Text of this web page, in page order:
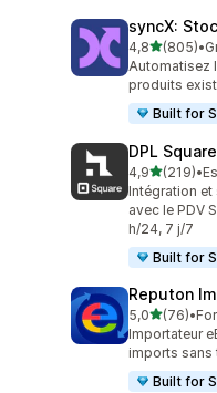
syncX:
4,8étoile(s)
(805)
805 avis au•
Automatisez
produits
Built for
DPL
4,9étoile(s)
(219)
219 avis au
•
Intégration
avec le PDV
h/24, 7 j/7
Built for
Reputon
5,0étoile(s)
(76)
76 avis au•
Importateur
imports sans
Built for